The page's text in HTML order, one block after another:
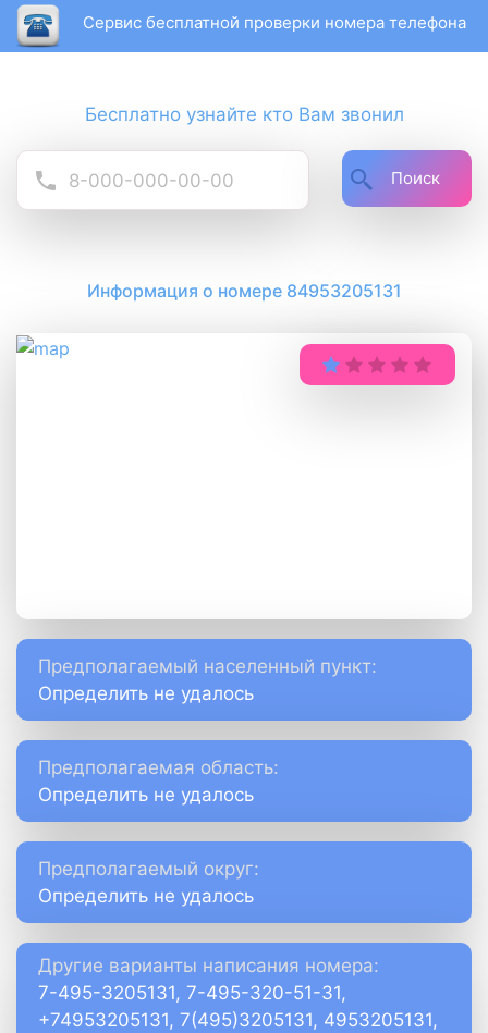
Сервис бесплатной проверки номера телефона
Бесплатно узнайте кто Вам звонил
Поиск
Информация о номере 84953205131
Предполагаемый населенный пункт:
Определить не удалось
Предполагаемая область:
Определить не удалось
Предполагаемый округ:
Определить не удалось
Другие варианты написания номера:
7-495-3205131, 7-495-320-51-31,
+74953205131, 7(495)3205131, 4953205131,